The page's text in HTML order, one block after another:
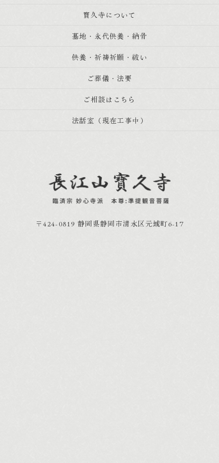
寳久寺について
墓地・永代供養・納骨
供養・祈祷祈願・祓い
ご葬儀・法要
ご相談はこちら
法話室（現在工事中）
〒424-0819 静岡県静岡市清水区元城町6-17